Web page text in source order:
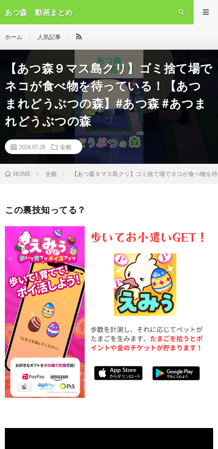
あつ森 動画まとめ
ホーム 人気記事
【あつ森９マス島クリ】ゴミ捨て場で
ネコが食べ物を待っている！【あつ
まれどうぶつの森】#あつ森 #あつま
れどうぶつの森
2026.05.28 全般
HOME 全般 【あつ森９マス島クリ】ゴミ捨て場でネコが食べ物
この裏技知ってる？